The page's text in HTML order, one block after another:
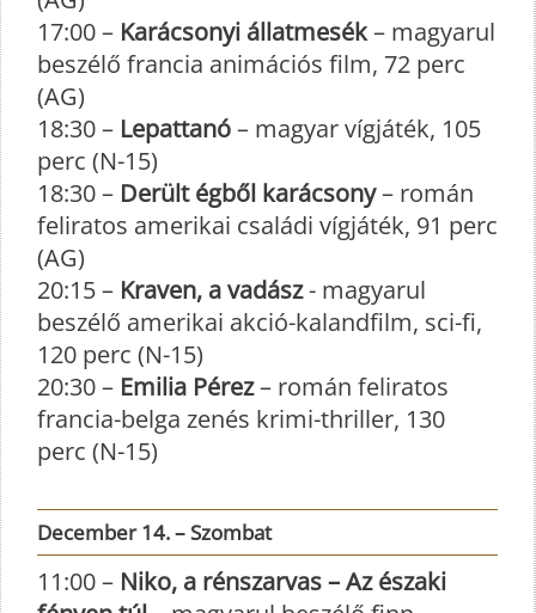
17:00 – Karácsonyi állatmesék– magyarul
beszélő francia animációs film, 72 perc
(AG)
18:30 – Lepattanó– magyar vígjáték, 105
perc (N-15)
18:30 – Derült égből karácsony– román
feliratos amerikai családi vígjáték, 91 perc
(AG)
20:15 – Kraven, a vadász- magyarul
beszélő amerikai akció-kalandfilm, sci-fi,
120 perc (N-15)
20:30 – Emilia Pérez– román feliratos
francia-belga zenés krimi-thriller, 130
perc (N-15)
December 14. – Szombat
11:00 – Niko, a rénszarvas – Az északi